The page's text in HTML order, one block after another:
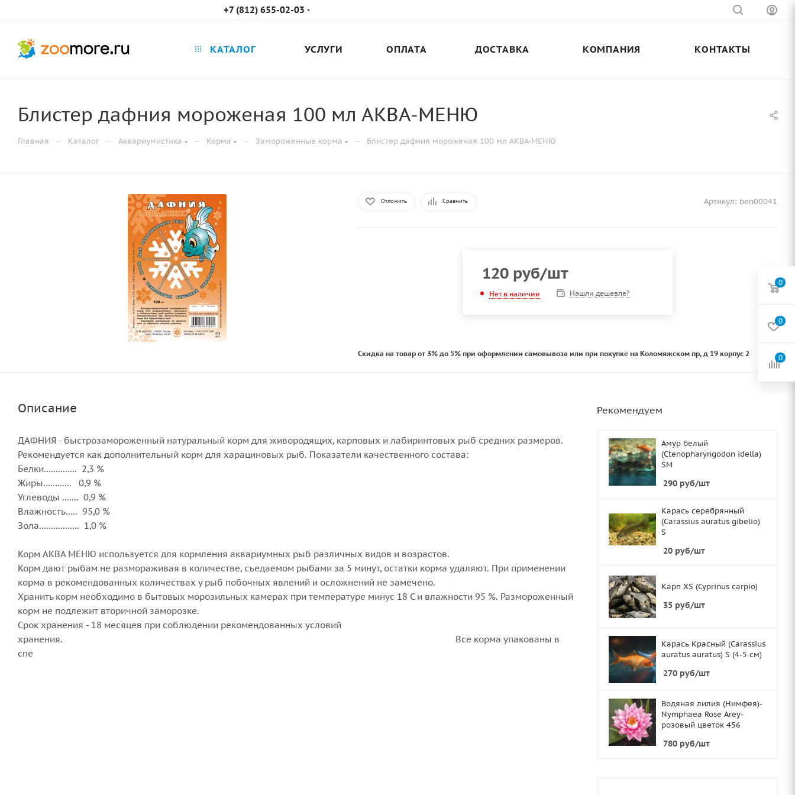
+7 (812) 655-02-03
КАТАЛОГ УСЛУГИ ОПЛАТА ДОСТАВКА КОМПАНИЯ КОНТАКТЫ
Блистер дафния мороженая 100 мл АКВА-МЕНЮ
Главная — Каталог — Аквариумистика — Корма — Замороженные корма — Блистер дафния мороженая 100 мл АКВА-МЕНЮ
Отложить Сравнить Артикул: ben00041
120 руб/шт
Нет в наличии Нашли дешевле?
Скидка на товар от 3% до 5% при оформлении самовывоза или при покупке на Коломяжском пр, д 19 корпус 2
Описание
ДАФНИЯ - быстрозамороженный натуральный корм для живородящих, карповых и лабиринтовых рыб средних размеров.
Рекомендуется как дополнительный корм для харациновых рыб. Показатели качественного состава:
Белки…........... 2,3 %
Жиры……...... 0,9 %
Углеводы ....... 0,9 %
Влажность….. 95,0 %
Зола................. 1,0 %
Корм АКВА МЕНЮ используется для кормления аквариумных рыб различных видов и возрастов.
Корм дают рыбам не размораживая в количестве, съедаемом рыбами за 5 минут, остатки корма удаляют. При применении
корма в рекомендованных количествах у рыб побочных явлений и осложнений не замечено.
Хранить корм необходимо в бытовых морозильных камерах при температуре минус 18 С и влажности 95 %. Размороженный
корм не подлежит вторичной заморозке.
Срок хранения - 18 месяцев при соблюдении рекомендованных условий
хранения. Все корма упакованы в
спе
Рекомендуем
Амур белый
(Ctenopharyngodon idella)
SМ
290 руб/шт
Карась серебрянный
(Carassius auratus gibelio)
S
20 руб/шт
Карп XS (Cyprinus carpio)
35 руб/шт
Карась Красный (Carassius
auratus auratus) S (4-5 см)
270 руб/шт
Водяная лилия (Нимфея)-
Nymphaea Rose Arey-
розовый цветок 456
780 руб/шт
0
0
0